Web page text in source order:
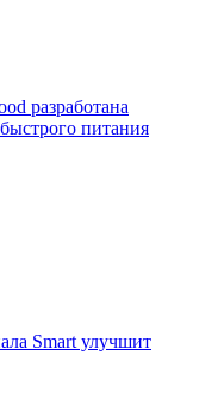
разработана
питания
Smart улучшит